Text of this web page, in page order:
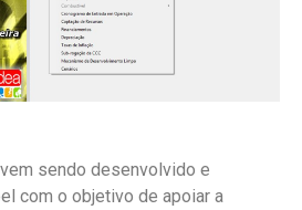
sendo desenvolvido e
com o objetivo de apoiar a